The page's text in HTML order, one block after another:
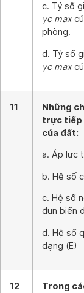
c. Tỷ số
γc max
phòng.
d. Tỷ số
γc max
11
Những
trực tiếp
của đất:
a. Áp lực
b. Hệ số
c. Hệ số
đun biến
d. Hệ số
dạng (E)
12
Trong